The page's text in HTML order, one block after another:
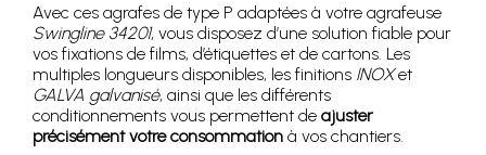
Avec ces agrafes de type P adaptées à votre agrafeuse
Swingline 34201, vous disposez d’une solution fiable pour
vos fixations de films, d’étiquettes et de cartons. Les
multiples longueurs disponibles, les finitions INOXet
GALVA galvanisé, ainsi que les différents
conditionnements vous permettent de ajuster
précisément votre consommation à vos chantiers.